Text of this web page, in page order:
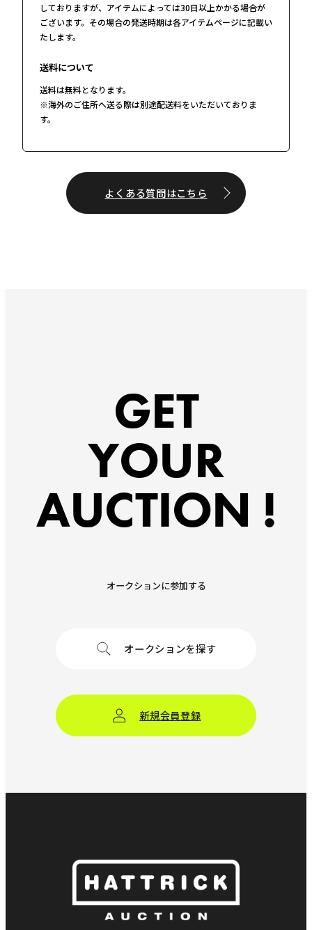
しておりますが、アイテムによっては30日以上かかる場合が
ございます。その場合の発送時期は各アイテムページに記載い
たします。
送料について
送料は無料となります。
※海外のご住所へ送る際は別途配送料をいただいておりま
す。
よくある質問はこちら
GET
YOUR
AUCTION !
オークションに参加する
オークションを探す
新規会員登録